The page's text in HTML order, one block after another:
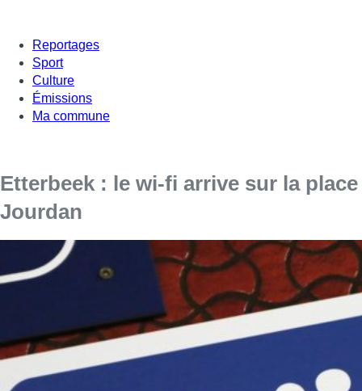
Reportages
Sport
Culture
Émissions
Ma commune
Etterbeek : le wi-fi arrive sur la place
Jourdan